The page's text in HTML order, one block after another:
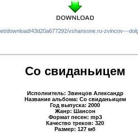
download/43d20a677292/vshansone.ru-zvincov---
Со свиданьицем
Исполнитель: Звинцов Александр
Название альбома: Со свиданьицем
Год выпуска: 2000
Жанр: Шансон
Формат песен: mp3
Качество треков: 320
Размер: 127 мб